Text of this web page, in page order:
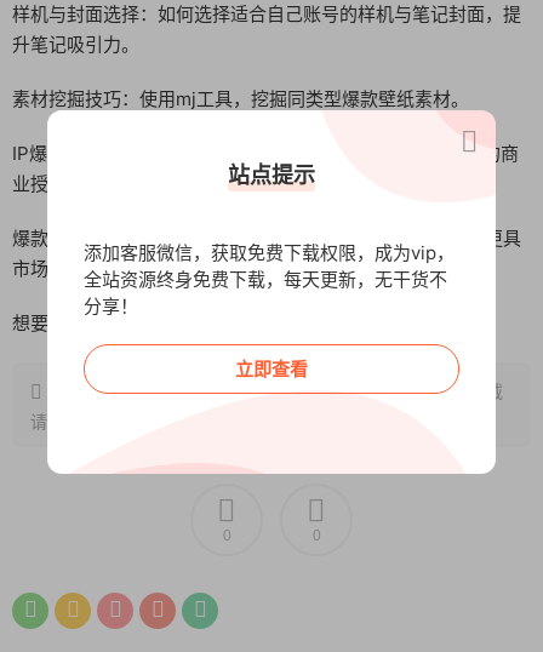
样机与封面选择：如何选择适合自己账号的样机与笔记封面，提
升笔记吸引力。
素材挖掘技巧：使用mj工具，挖掘同类型爆款壁纸素材。
IP爆款商业授权：壁纸隐藏玩法，教你如何进行IP爆款笔记的商
业授权。
爆款思维培养：最后，培养你的爆款思维，让你的壁纸创作更具
市场竞争力。
想要了解更多详细内容，就快来跟我一起学习吧！
原文链接：http://www.wangxunke.cn/ai/11176.html，转载
请注明出处~~~
0 0
站点提示
添加客服微信，获取免费下载权限，成为vip，
全站资源终身免费下载，每天更新，无干货不
分享！
立即查看